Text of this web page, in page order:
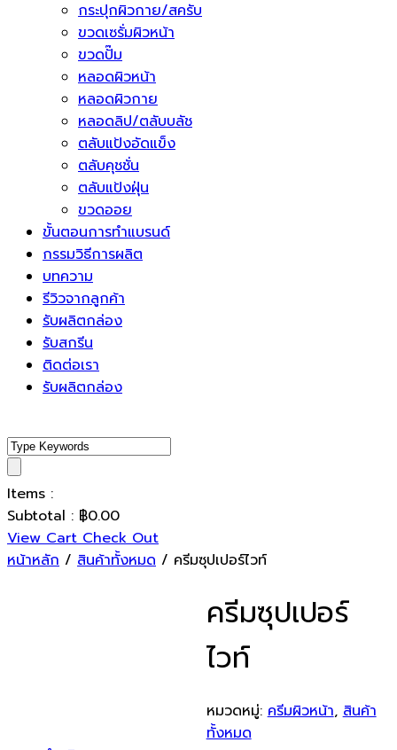
กระปุกผิวกาย/สครับ
ขวดเซรั่มผิวหน้า
ขวดปั๊ม
หลอดผิวหน้า
หลอดผิวกาย
หลอดลิป/ตลับบลัช
ตลับแป้งอัดแข็ง
ตลับคุชชั่น
ตลับแป้งฝุ่น
ขวดออย
ขั้นตอนการทำแบรนด์
กรรมวิธีการผลิต
บทความ
รีวิวจากลูกค้า
รับผลิตกล่อง
รับสกรีน
ติดต่อเรา
รับผลิตกล่อง
Items :
Subtotal : ฿0.00
View CartCheck Out
หน้าหลัก / สินค้าทั้งหมด / ครีมซุปเปอร์ไวท์
ครีมซุปเปอร์
ไวท์
หมวดหมู่:ครีมผิวหน้า,สินค้า
ทั้งหมด